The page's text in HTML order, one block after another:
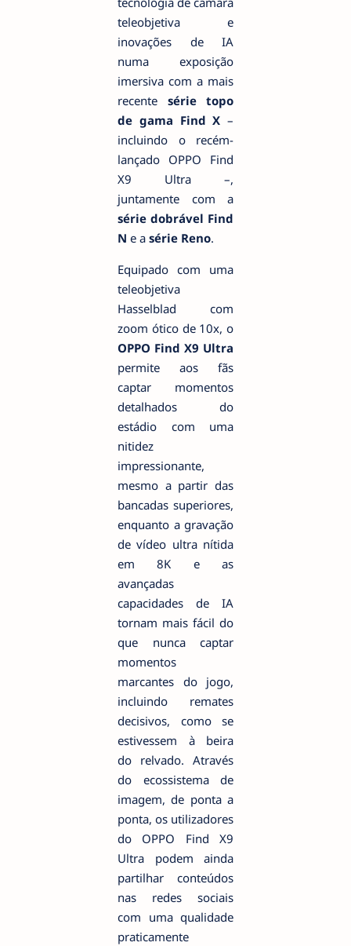
teleobjetiva e
inovações de IA
numa exposição
imersiva com a mais
recente série topo
de gama Find X –
incluindo o recém-
lançado OPPO Find
X9 Ultra –,
juntamente com a
série dobrável Find
N e a série Reno.
Equipado com uma
teleobjetiva
Hasselblad com
zoom ótico de 10x, o
OPPO Find X9 Ultra
permite aos fãs
captar momentos
detalhados do
estádio com uma
nitidez
impressionante,
mesmo a partir das
bancadas superiores,
enquanto a gravação
de vídeo ultra nítida
em 8K e as
avançadas
capacidades de IA
tornam mais fácil do
que nunca captar
momentos
marcantes do jogo,
incluindo remates
decisivos, como se
estivessem à beira
do relvado. Através
do ecossistema de
imagem, de ponta a
ponta, os utilizadores
do OPPO Find X9
Ultra podem ainda
partilhar conteúdos
nas redes sociais
com uma qualidade
praticamente